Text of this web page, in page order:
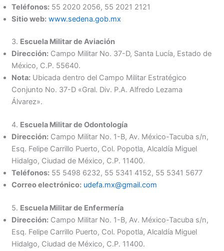
Teléfonos:55 2020 2056, 55 2021 2121
Sitio web: www.sedena.gob.mx
3. Escuela Militar de Aviación
Dirección:Campo Militar No. 37-D, Santa Lucía, Estado de
México, C.P. 55640.
Nota:Ubicada dentro del Campo Militar Estratégico
Conjunto No. 37-D «Gral. Div. P.A. Alfredo Lezama
Álvarez».
4. Escuela Militar de Odontología
Dirección:Campo Militar No. 1-B, Av. México-Tacuba s/n,
Esq. Felipe Carrillo Puerto, Col. Popotla, Alcaldía Miguel
Hidalgo, Ciudad de México, C.P. 11400.
Teléfonos:55 5498 6232, 55 5341 4152, 55 5341 5677
Correo electrónico: udefa.mx@gmail.com
5. Escuela Militar de Enfermería
Dirección:Campo Militar No. 1-B, Av. México-Tacuba s/n,
Esq. Felipe Carrillo Puerto, Col. Popotla, Alcaldía Miguel
Hidalgo, Ciudad de México, C.P. 11400.